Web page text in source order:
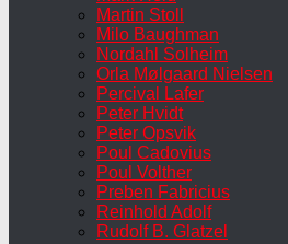
Martin Stoll
Milo Baughman
Nordahl Solheim
Orla Mølgaard Nielsen
Percival Lafer
Peter Hvidt
Peter Opsvik
Poul Cadovius
Poul Volther
Preben Fabricius
Reinhold Adolf
Rudolf B. Glatzel